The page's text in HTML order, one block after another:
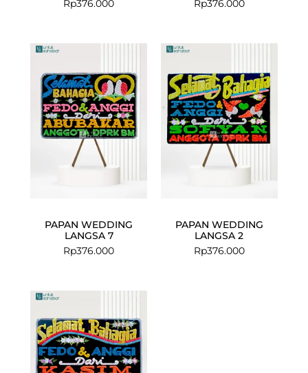
Rp376.000 Rp376.000
PAPAN WEDDING
LANGSA 7
Rp376.000
PAPAN WEDDING
LANGSA 2
Rp376.000